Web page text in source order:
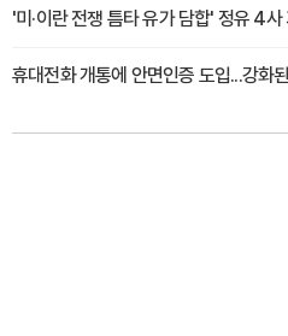
'미·이란 전쟁 틈타 유가 담합' 정유 4
휴대전화 개통에 안면인증 도입...강화